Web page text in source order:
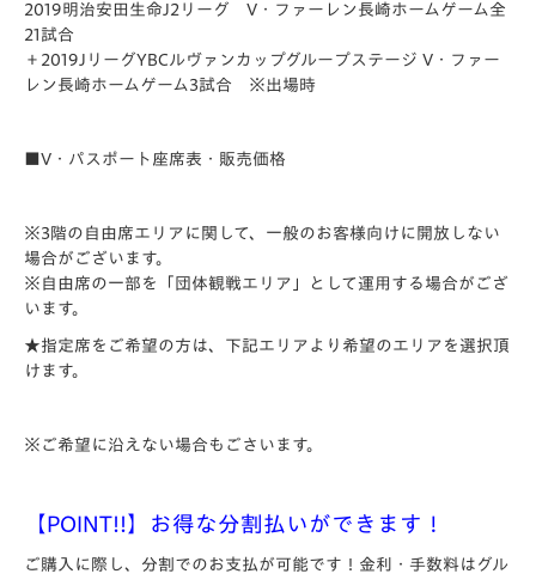
2019明治安田生命J2リーグ V・ファーレン長崎ホームゲーム全
21試合
＋2019JリーグYBCルヴァンカップグループステージ V・ファー
レン長崎ホームゲーム3試合 ※出場時
■V・パスポート座席表・販売価格
※3階の自由席エリアに関して、一般のお客様向けに開放しない
場合がございます。
※自由席の一部を「団体観戦エリア」として運用する場合がござ
います。
★指定席をご希望の方は、下記エリアより希望のエリアを選択頂
けます。
※ご希望に沿えない場合もごさいます。
【POINT!!】お得な分割払いができます！
ご購入に際し、分割でのお支払が可能です！ 金利・手数料はグル